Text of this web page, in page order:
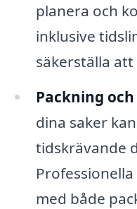
planera och
inklusive
säkerställa
Packning
dina saker
tidskrävande
med både